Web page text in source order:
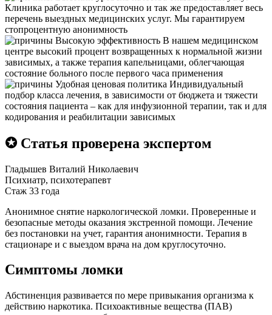
Клиника работает круглосуточно и так же предоставляет весь
перечень выездных медицинских услуг. Мы гарантируем
стопроцентную анонимность
Высокую эффективность В нашем медицинском
центре высокий процент возвращенных к нормальной жизни
зависимых, а также терапия капельницами, облегчающая
состояние больного после первого часа применения
Удобная ценовая политика Индивидуальный
подбор класса лечения, в зависимости от бюджета и тяжести
состояния пациента – как для инфузионной терапии, так и для
кодирования и реабилитации зависимых
✪ Статья проверена экспертом
Гладышев Виталий Николаевич
Психиатр, психотерапевт
Стаж 33 года
Анонимное снятие наркологической ломки. Проверенные и
безопасные методы оказания экстренной помощи. Лечение
без постановки на учет, гарантия анонимности. Терапия в
стационаре и с выездом врача на дом круглосуточно.
Симптомы ломки
Абстиненция развивается по мере привыкания организма к
действию наркотика. Психоактивные вещества (ПАВ)